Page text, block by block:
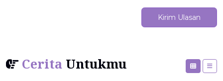
Kirim Ulasan
Cerita Untukmu